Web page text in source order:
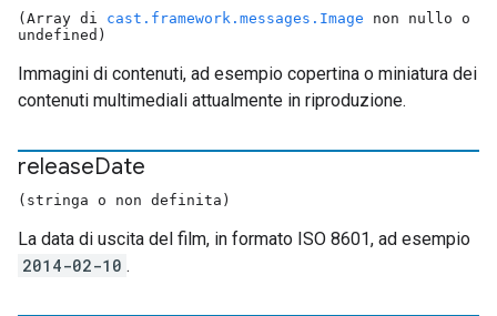
(Array di cast.framework.messages.Image non nullo o
undefined)
Immagini di contenuti, ad esempio copertina o miniatura dei
contenuti multimediali attualmente in riproduzione.
releaseDate
(stringa o non definita)
La data di uscita del film, in formato ISO 8601, ad esempio
2014-02-10 .